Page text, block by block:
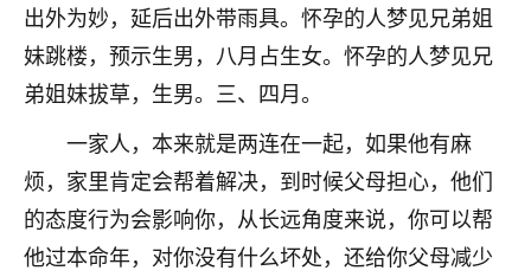
出外为妙，延后出外带雨具。怀孕的人梦见兄弟姐
妹跳楼，预示生男，八月占生女。怀孕的人梦见兄
弟姐妹拔草，生男。三、四月。
一家人，本来就是两连在一起，如果他有麻
烦，家里肯定会帮着解决，到时候父母担心，他们
的态度行为会影响你，从长远角度来说，你可以帮
他过本命年，对你没有什么坏处，还给你父母减少
鹿森 ：你可以找老师看看，人有时不服命不行
啊！
太阳当空赵：我也做餐饮的，生意不算大，但
是我从找店开始都是找慧来老师跟进的，选
址、风水、还有开业日子，哪哪都看了，虽然
大环境不好，但是我家生意还可以，前几天又
刚找老师做了补财库，希望财运更好一点！
2小时前 来自海南 18